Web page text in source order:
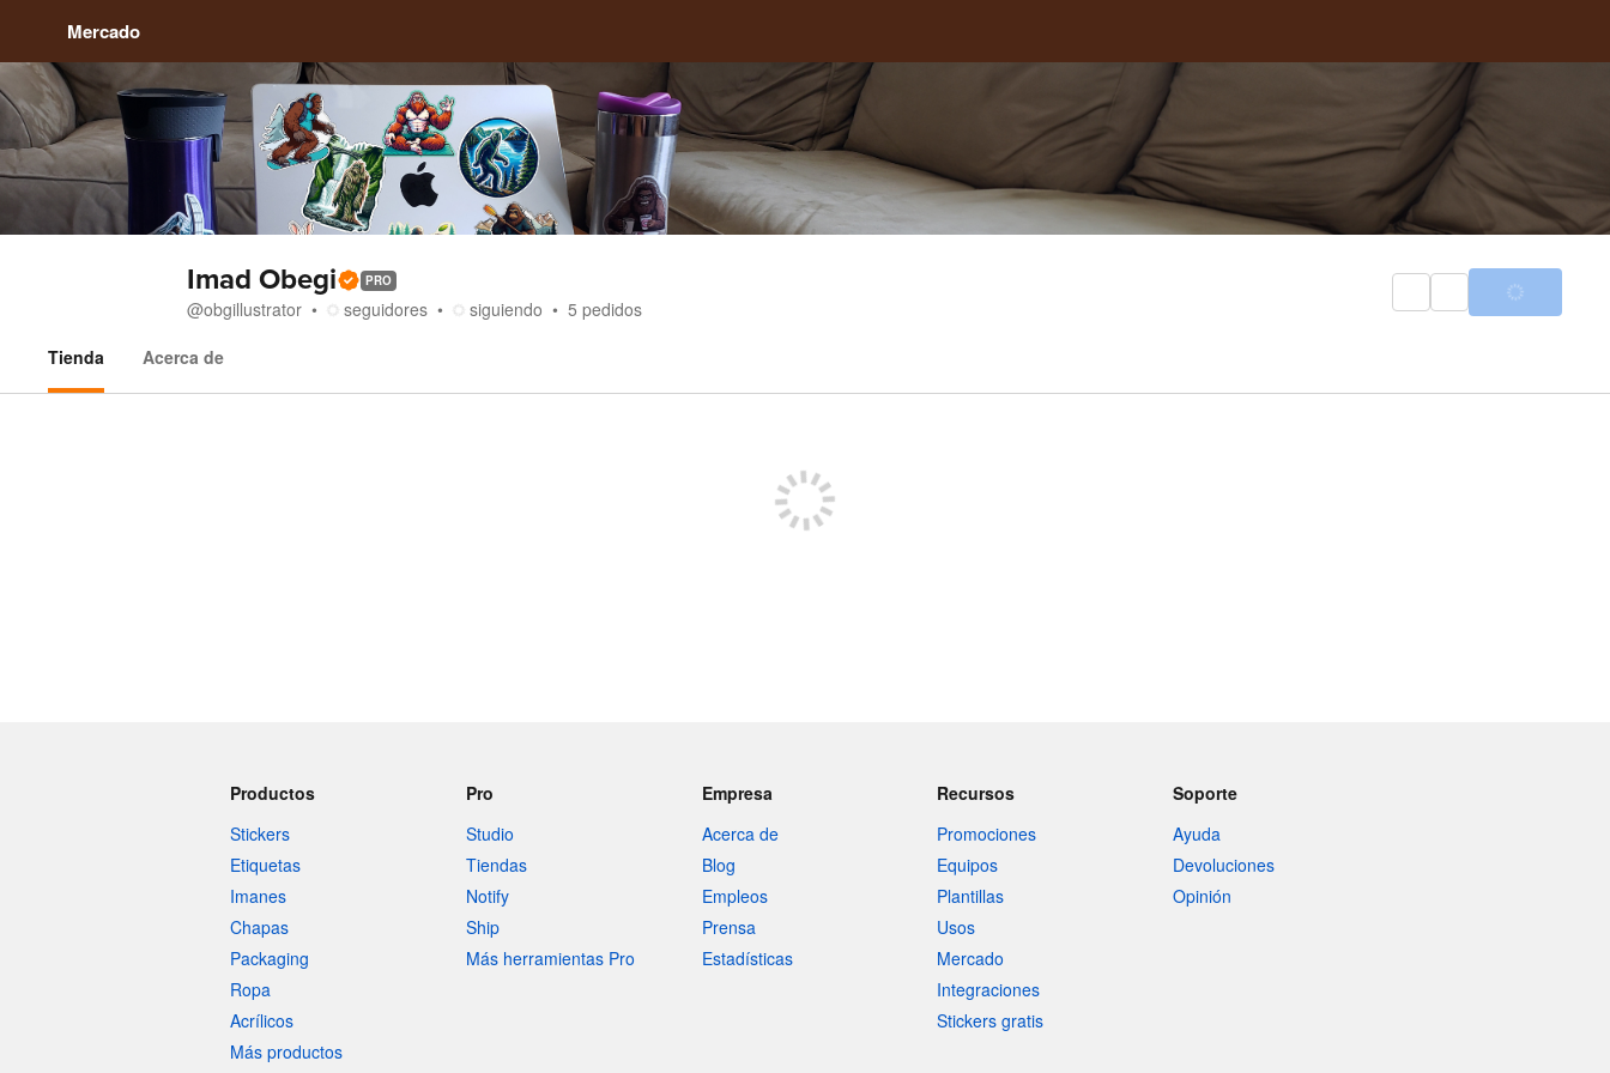
Mercado
Imad Obegi PRO
@obgillustrator seguidores siguiendo 5 pedidos
Tienda
Acerca de
Productos
Stickers
Etiquetas
Imanes
Chapas
Packaging
Ropa
Acrílicos
Más productos
Pro
Studio
Tiendas
Notify
Ship
Más herramientas Pro
Empresa
Acerca de
Blog
Empleos
Prensa
Estadísticas
Recursos
Promociones
Equipos
Plantillas
Usos
Mercado
Integraciones
Stickers gratis
Soporte
Ayuda
Devoluciones
Opinión